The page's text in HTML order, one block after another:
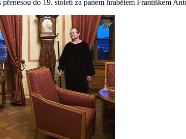
do 19. století za panem hrabětem Františkem